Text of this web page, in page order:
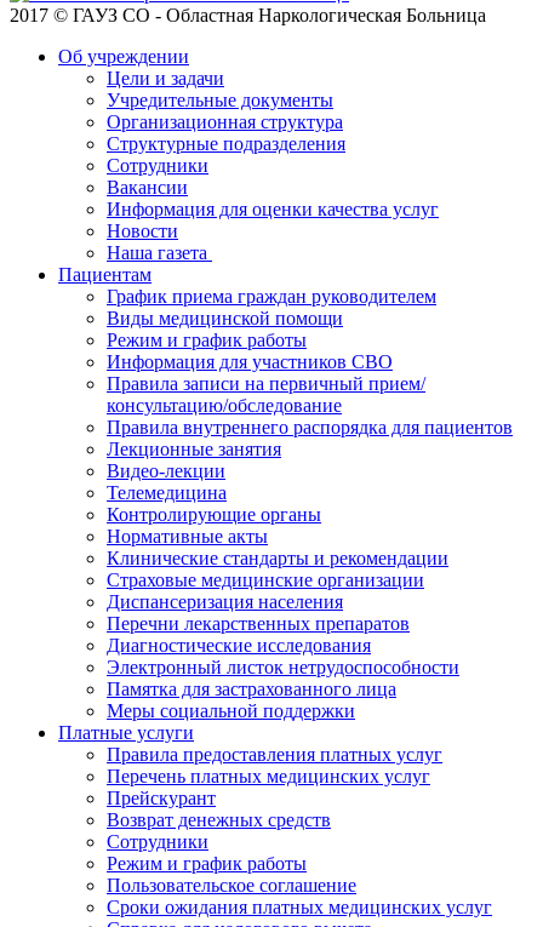
2017 © ГАУЗ СО - Областная Наркологическая Больница
Об учреждении
Цели и задачи
Учредительные документы
Организационная структура
Структурные подразделения
Сотрудники
Вакансии
Информация для оценки качества услуг
Новости
​​Наша газета
Пациентам
График приема граждан руководителем
Виды медицинской помощи
Режим и график работы
Информация для участников СВО
Правила записи на первичный прием/
консультацию/обследование
Правила внутреннего распорядка для пациентов
Лекционные занятия
Видео-лекции
Телемедицина
Контролирующие органы
Нормативные акты
Клинические стандарты и рекомендации
Страховые медицинские организации
Диспансеризация населения
Перечни лекарственных препаратов
Диагностические исследования
Электронный листок нетрудоспособности
Памятка для застрахованного лица
Меры социальной поддержки
Платные услуги
Правила предоставления платных услуг
Перечень платных медицинских услуг
Прейскурант
Возврат денежных средств
Сотрудники
Режим и график работы
Пользовательское соглашение
Сроки ожидания платных медицинских услуг